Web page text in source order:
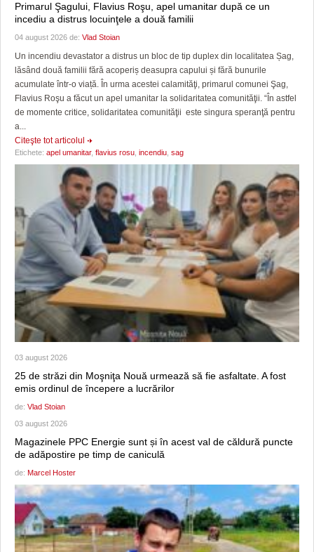
Primarul Şagului, Flavius Roşu, apel umanitar după ce un
incediu a distrus locuinţele a două familii
04 august 2026 de: Vlad Stoian
Un incendiu devastator a distrus un bloc de tip duplex din localitatea Șag,
lăsând două familii fără acoperiș deasupra capului și fără bunurile
acumulate într-o viață. În urma acestei calamităţi, primarul comunei Şag,
Flavius Roşu a făcut un apel umanitar la solidaritatea comunităţii. “În astfel
de momente critice, solidaritatea comunităţii este singura speranţă pentru
a...
Citeşte tot articolul
Etichete: apel umanitar, flavius rosu incendiu sag
03 august 2026
25 de străzi din Moşniţa Nouă urmează să fie asfaltate. A fost
emis ordinul de începere a lucrărilor
de: Vlad Stoian
03 august 2026
Magazinele PPC Energie sunt și în acest val de căldură puncte
de adăpostire pe timp de caniculă
de: Marcel Hoster